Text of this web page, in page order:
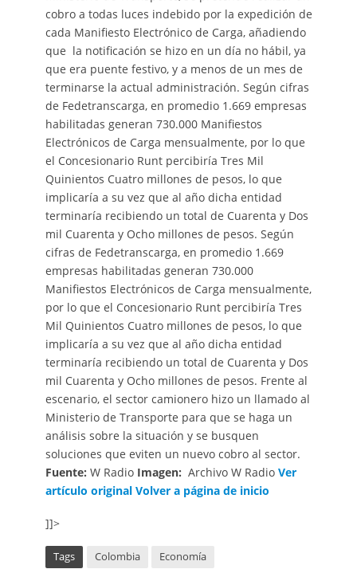
cobro a todas luces indebido por la expedición de
cada Manifiesto Electrónico de Carga, añadiendo
que la notificación se hizo en un día no hábil, ya
que era puente festivo, y a menos de un mes de
terminarse la actual administración. Según cifras
de Fedetranscarga, en promedio 1.669 empresas
habilitadas generan 730.000 Manifiestos
Electrónicos de Carga mensualmente, por lo que
el Concesionario Runt percibiría Tres Mil
Quinientos Cuatro millones de pesos, lo que
implicaría a su vez que al año dicha entidad
terminaría recibiendo un total de Cuarenta y Dos
mil Cuarenta y Ocho millones de pesos. Según
cifras de Fedetranscarga, en promedio 1.669
empresas habilitadas generan 730.000
Manifiestos Electrónicos de Carga mensualmente,
por lo que el Concesionario Runt percibiría Tres
Mil Quinientos Cuatro millones de pesos, lo que
implicaría a su vez que al año dicha entidad
terminaría recibiendo un total de Cuarenta y Dos
mil Cuarenta y Ocho millones de pesos. Frente al
escenario, el sector camionero hizo un llamado al
Ministerio de Transporte para que se haga un
análisis sobre la situación y se busquen
soluciones que eviten un nuevo cobro al sector.
Fuente: W Radio Imagen: Archivo W Radio Ver
artículo original Volver a página de inicio
]]>
Tags Colombia Economía